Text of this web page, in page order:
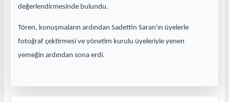
değerlendirmesinde bulundu.
Tören, konuşmaların ardından Sadettin Saran'ın üyelerle
fotoğraf çektirmesi ve yönetim kurulu üyeleriyle yenen
yemeğin ardından sona erdi.